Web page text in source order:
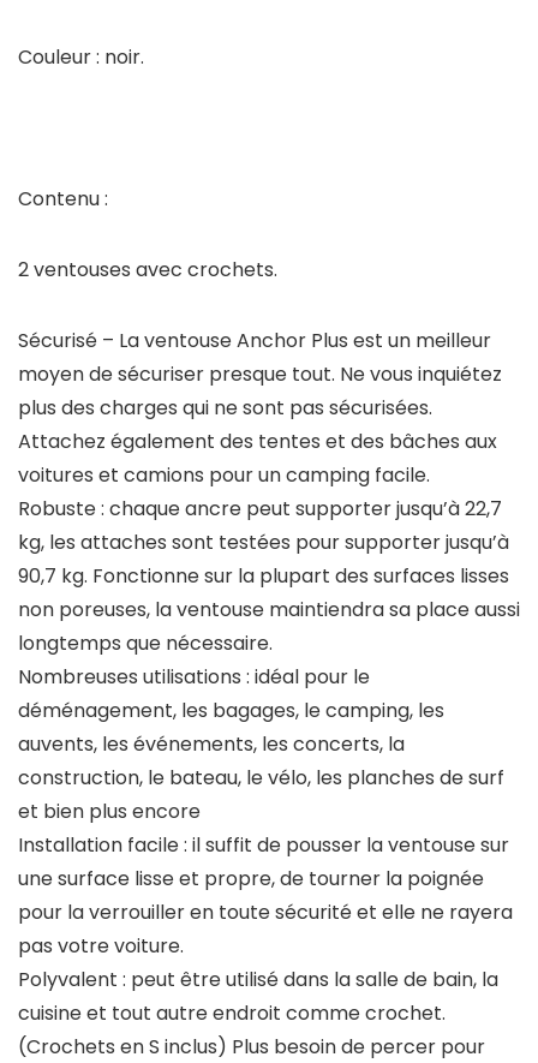
Couleur : noir.
Contenu :
2 ventouses avec crochets.
Sécurisé – La ventouse Anchor Plus est un meilleur
moyen de sécuriser presque tout. Ne vous inquiétez
plus des charges qui ne sont pas sécurisées.
Attachez également des tentes et des bâches aux
voitures et camions pour un camping facile.
Robuste : chaque ancre peut supporter jusqu’à 22,7
kg, les attaches sont testées pour supporter jusqu’à
90,7 kg. Fonctionne sur la plupart des surfaces lisses
non poreuses, la ventouse maintiendra sa place aussi
longtemps que nécessaire.
Nombreuses utilisations : idéal pour le
déménagement, les bagages, le camping, les
auvents, les événements, les concerts, la
construction, le bateau, le vélo, les planches de surf
et bien plus encore
Installation facile : il suffit de pousser la ventouse sur
une surface lisse et propre, de tourner la poignée
pour la verrouiller en toute sécurité et elle ne rayera
pas votre voiture.
Polyvalent : peut être utilisé dans la salle de bain, la
cuisine et tout autre endroit comme crochet.
(Crochets en S inclus) Plus besoin de percer pour